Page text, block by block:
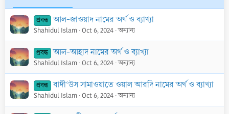
প্রবন্ধ আল-জাওয়াদ নামের অর্থ ও ব্যাখ্যা
Shahidul Islam Oct 6, 2024 অন্যান্য
প্রবন্ধ আল-আহাদ নামের অর্থ ও ব্যাখ্যা
Shahidul Islam Oct 6, 2024 অন্যান্য
প্রবন্ধ বাদী‘উস সামাওয়াতে ওয়াল আরদি নামের অর্থ ও ব্যাখ্যা
Shahidul Islam Oct 6, 2024 অন্যান্য